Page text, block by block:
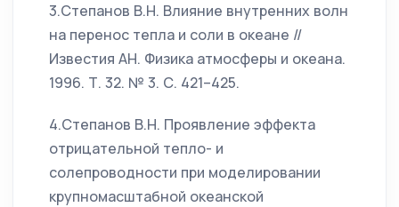
3.Степанов В.Н. Влияние внутренних волн
на перенос тепла и соли в океане //
Известия АН. Физика атмосферы и океана.
1996. Т. 32. № 3. С. 421–425.
4.Степанов В.Н. Проявление эффекта
отрицательной тепло- и
солепроводности при моделировании
крупномасштабной океанской